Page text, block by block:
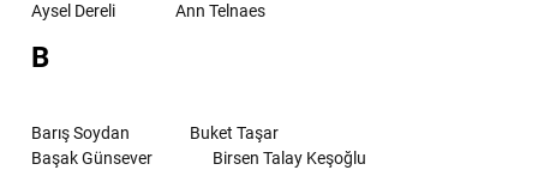
Aysel Dereli
Ann Telnaes
B
Barış Soydan
Buket Taşar
Başak Günsever
Birsen Talay Keşoğlu